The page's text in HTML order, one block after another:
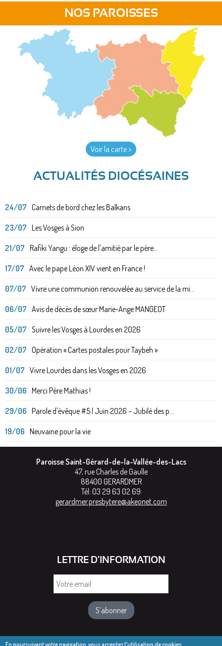
NOS PAROISSES
Voir la carte >
ACTUALITÉS DIOCÉSAINES
24/07 Carnets de bord chez les Balkans
23/07 Les Vosges à Sion
21/07 Rafiki Yangu : éloge de l'amitié par le père...
17/07 Avec le pape Léon XIV vient en France !
07/07 Vivre une communion renouvelée au service de la mi...
06/07 Avis de décès de sœur Marie-Ange MANGEOT
05/07 Suivre les Vosges à Lourdes en 2026
02/07 Opération « Cartes postales pour Taybeh »
01/07 Vivre Lourdes dans les Vosges en 2026
30/06 Merci Père Mathias !
29/06 Parole d'évêque #5 | Juin 2026 – Jubilé des p...
19/06 Neuvaine pour la vie
Paroisse Saint-Gérard-de-la-Vallée-des-Lacs
47, rue Charles de Gaulle
88400 GERARDMER
Tél: 03 29 63 02 69
gerardmer.presbytere@akeonet.com
LETTRE D'INFORMATION
En poursuivant votre navigation, vous acceptez l'utilisation de cookies.